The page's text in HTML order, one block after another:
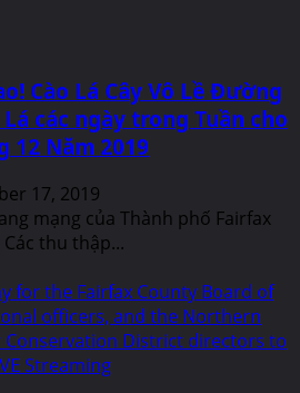
Cào Lá Cây Vô Lề Đường
các ngày trong Tuần cho
12 Năm 2019
17, 2019
mạng của Thành phố Fairfax
thu thập...
for the Fairfax County Board of
officers, and the Northern
Conservation District directors to
Streaming